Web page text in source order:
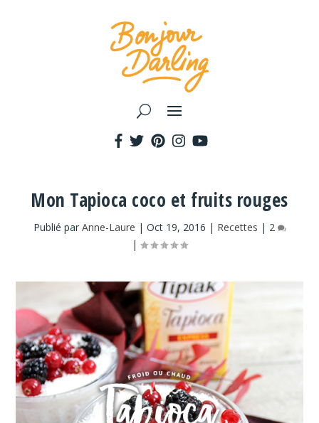
Mon Tapioca coco et fruits rouges
Publié par Anne-Laure | Oct 19, 2016 | Recettes | 2
|